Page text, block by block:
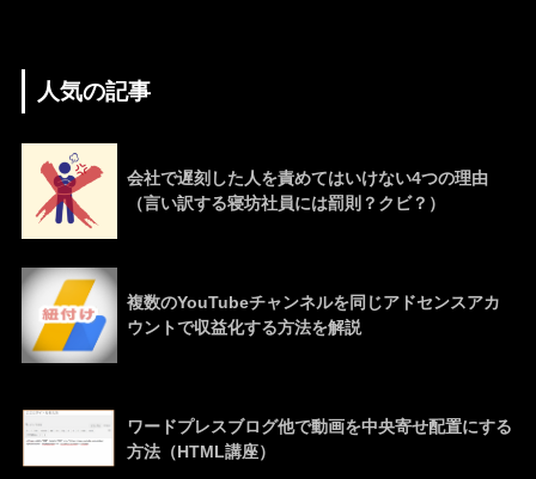
人気の記事
会社で遅刻した人を責めてはいけない4つの理由
（言い訳する寝坊社員には罰則？クビ？）
複数のYouTubeチャンネルを同じアドセンスアカ
ウントで収益化する方法を解説
ワードプレスブログ他で動画を中央寄せ配置にする
方法（HTML講座）